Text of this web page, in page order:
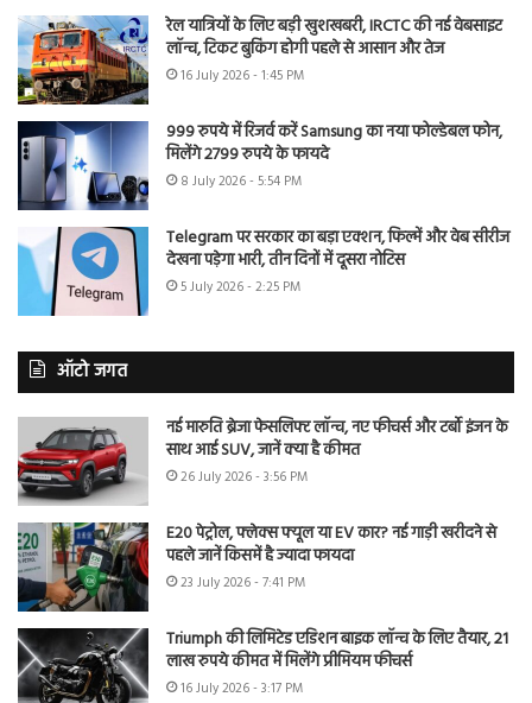
रेल यात्रियों के लिए बड़ी खुशखबरी, IRCTC की नई वेबसाइट
लॉन्च, टिकट बुकिंग होगी पहले से आसान और तेज
16 July 2026 - 1:45 PM
999 रुपये में रिजर्व करें Samsung का नया फोल्डेबल फोन,
मिलेंगे 2799 रुपये के फायदे
8 July 2026 - 5:54 PM
Telegram पर सरकार का बड़ा एक्शन, फिल्में और वेब सीरीज
देखना पड़ेगा भारी, तीन दिनों में दूसरा नोटिस
5 July 2026 - 2:25 PM
ऑटो जगत
नई मारुति ब्रेजा फेसलिफ्ट लॉन्च, नए फीचर्स और टर्बो इंजन के
साथ आई SUV, जानें क्या है कीमत
26 July 2026 - 3:56 PM
E20 पेट्रोल, फ्लेक्स फ्यूल या EV कार? नई गाड़ी खरीदने से
पहले जानें किसमें है ज्यादा फायदा
23 July 2026 - 7:41 PM
Triumph की लिमिटेड एडिशन बाइक लॉन्च के लिए तैयार, 21
लाख रुपये कीमत में मिलेंगे प्रीमियम फीचर्स
16 July 2026 - 3:17 PM